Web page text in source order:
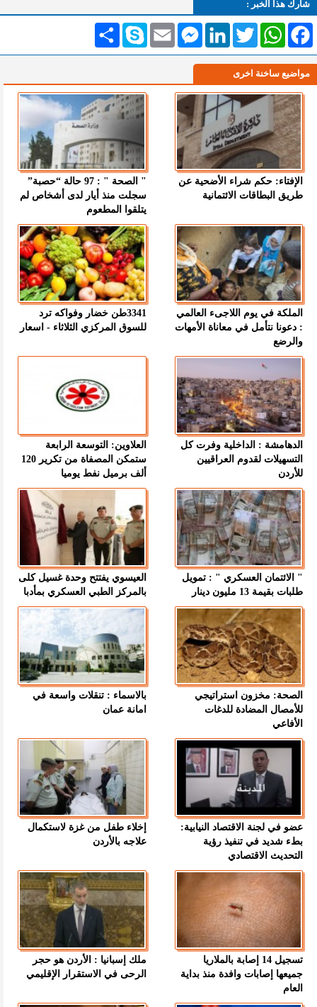
شارك هذا الخبر :
انشر Skype Email
MessengerLinkedInTwitterWhatsAppFacebook
مواضيع ساخنة اخرى
الإفتاء: حكم شراء الأضحية عن
طريق البطاقات الائتمانية
" الصحة " : 97 حالة “حصبة”
سجلت منذ أيار لدى أشخاص لم
يتلقوا المطعوم
الملكة في يوم اللاجىء العالمي
: دعونا نتأمل في معاناة الأمهات
والرضع
3341طن خضار وفواكه ترد
للسوق المركزي الثلاثاء - اسعار
الدهامشة : الداخلية وفرت كل
التسهيلات لقدوم العراقيين
للأردن
العلاوين: التوسعة الرابعة
ستمكن المصفاة من تكرير 120
ألف برميل نفط يوميا
" الائتمان العسكري " : تمويل
طلبات بقيمة 13 مليون دينار
العيسوي يفتتح وحدة غسيل كلى
بالمركز الطبي العسكري بمأدبا
الصحة: مخزون استراتيجي
للأمصال المضادة للدغات
الأفاعي
بالاسماء : تنقلات واسعة في
امانة عمان
عضو في لجنة الاقتصاد النيابية:
بطء شديد في تنفيذ رؤية
التحديث الاقتصادي
إخلاء طفل من غزة لاستكمال
علاجه بالأردن
تسجيل 14 إصابة بالملاريا
جميعها إصابات وافدة منذ بداية
العام
ملك إسبانيا : الأردن هو حجر
الرحى في الاستقرار الإقليمي